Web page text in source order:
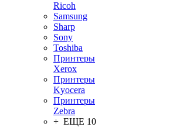
Ricoh
Samsung
Sharp
Sony
Toshiba
Принтеры
Xerox
Принтеры
Kyocera
Принтеры
Zebra
+ ЕЩЕ 10